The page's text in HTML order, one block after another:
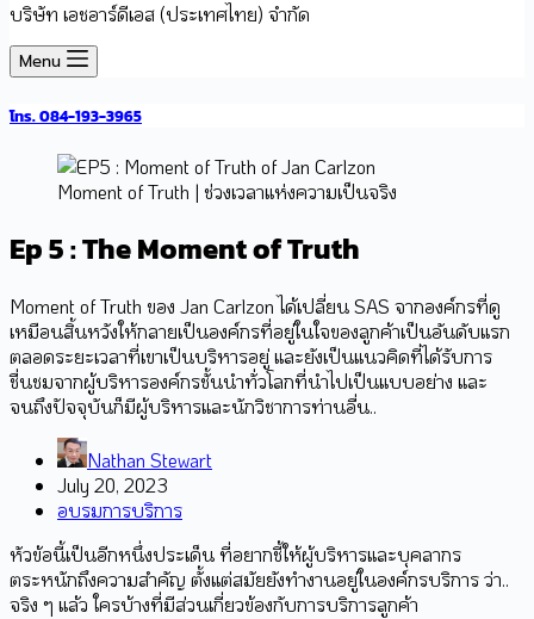
บริษัท เอชอาร์ดีเอส (ประเทศไทย) จำกัด
Menu
โทร. 084-193-3965
Moment of Truth | ช่วงเวลาแห่งความเป็นจริง
Ep 5 : The Moment of Truth
Moment of Truth ของ Jan Carlzon ได้เปลี่ยน SAS จากองค์กรที่ดู
เหมือนสิ้นหวังให้กลายเป็นองค์กรที่อยู่ในใจของลูกค้าเป็นอันดับแรก
ตลอดระยะเวลาที่เขาเป็นบริหารอยู่ และยังเป็นแนวคิดที่ได้รับการ
ชื่นชมจากผู้บริหารองค์กรชั้นนำทั่วโลกที่นำไปเป็นแบบอย่าง และ
จนถึงปัจจุบันก็มีผู้บริหารและนักวิชาการท่านอื่น..
Nathan Stewart
July 20, 2023
อบรมการบริการ
หัวข้อนี้เป็นอีกหนึ่งประเด็น ที่อยากชี้ให้ผู้บริหารและบุคลากร
ตระหนักถึงความสำคัญ ตั้งแต่สมัยยังทำงานอยู่ในองค์กรบริการ ว่า..
จริง ๆ แล้ว ใครบ้างที่มีส่วนเกี่ยวข้องกับการบริการลูกค้า